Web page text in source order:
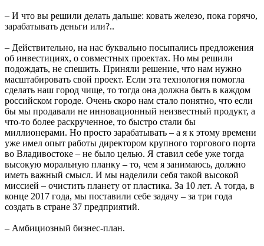
– И что вы решили делать дальше: ковать железо, пока горячо,
зарабатывать деньги или?..
– Действительно, на нас буквально посыпались предложения
об инвестициях, о совместных проектах. Но мы решили
подождать, не спешить. Приняли решение, что нам нужно
масштабировать свой проект. Если эта технология помогла
сделать наш город чище, то тогда она должна быть в каждом
российском городе. Очень скоро нам стало понятно, что если
бы мы продавали не инновационный неизвестный продукт, а
что-то более раскрученное, то быстро стали бы
миллионерами. Но просто зарабатывать – а я к этому времени
уже имел опыт работы директором крупного торгового порта
во Владивостоке – не было целью. Я ставил себе уже тогда
высокую моральную планку – то, чем я занимаюсь, должно
иметь важный смысл. И мы наделили себя такой высокой
миссией – очистить планету от пластика. За 10 лет. А тогда, в
конце 2017 года, мы поставили себе задачу – за три года
создать в стране 37 предприятий.
– Амбициозный бизнес-план.